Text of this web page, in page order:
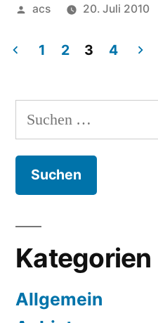
Veröffentlicht
acs 20. Juli 2010
der
Beiträge
1 2 3 4
Suchen
nach:
Kategorien
Allgemein